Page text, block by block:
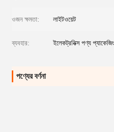
ওজন ক্ষমতা: লাইটওয়েট
ব্যবহার: ইলেকট্রনিক্স পণ্য প্যাকেজিং
পণ্যের বর্ণনা